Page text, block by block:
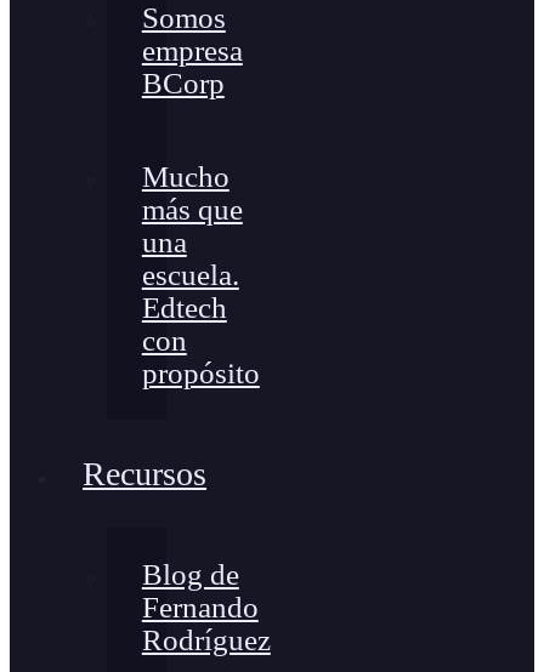
Somos
empresa
BCorp
Mucho
más que
una
escuela.
Edtech
con
propósito
Recursos
Blog de
Fernando
Rodríguez